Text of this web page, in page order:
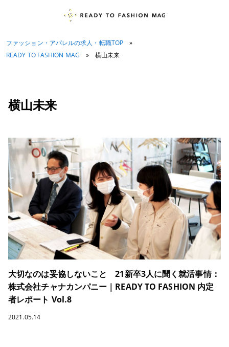
ファッション・アパレルの求人・転職TOP
»
READY TO FASHION MAG
» 横山未来
横山未来
大切なのは妥協しないこと 21新卒3人に聞く就活事情：
株式会社チャナカンパニー｜READY TO FASHION 内定
者レポート Vol.8
2021.05.14